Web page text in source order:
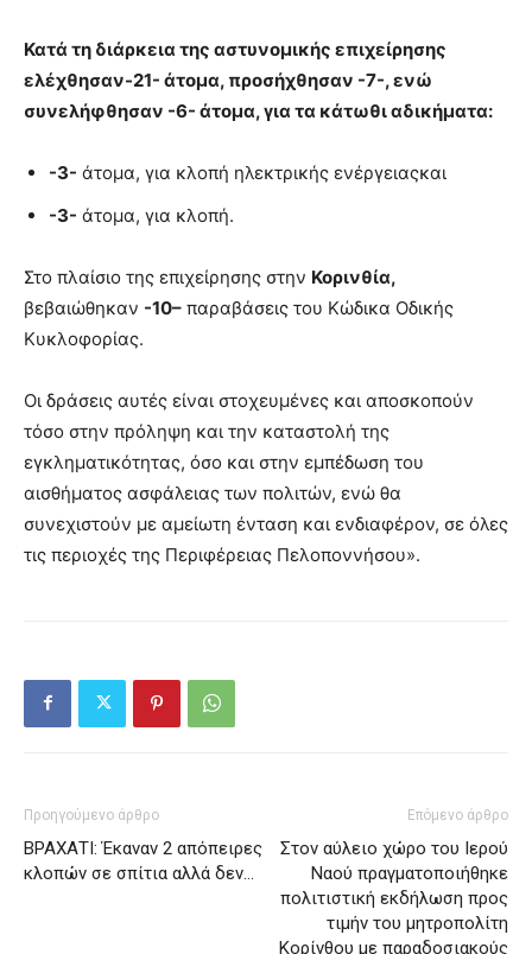
Κατά τη διάρκεια της αστυνομικής επιχείρησης
ελέχθησαν-21- άτομα, προσήχθησαν -7-, ενώ
συνελήφθησαν -6- άτομα, για τα κάτωθι αδικήματα:
-3- άτομα, για κλοπή ηλεκτρικής ενέργειαςκαι
-3- άτομα, για κλοπή.
Στο πλαίσιο της επιχείρησης στην Κορινθία,
βεβαιώθηκαν -10– παραβάσεις του Κώδικα Οδικής
Κυκλοφορίας.
Οι δράσεις αυτές είναι στοχευμένες και αποσκοπούν
τόσο στην πρόληψη και την καταστολή της
εγκληματικότητας, όσο και στην εμπέδωση του
αισθήματος ασφάλειας των πολιτών, ενώ θα
συνεχιστούν με αμείωτη ένταση και ενδιαφέρον, σε όλες
τις περιοχές της Περιφέρειας Πελοποννήσου».
Προηγούμενο άρθρο
ΒΡΑΧΑΤΙ: Έκαναν 2 απόπειρες
κλοπών σε σπίτια αλλά δεν…
Επόμενο άρθρο
Στον αύλειο χώρο του Ιερού
Ναού πραγματοποιήθηκε
πολιτιστική εκδήλωση προς
τιμήν του μητροπολίτη
Κορίνθου με παραδοσιακούς